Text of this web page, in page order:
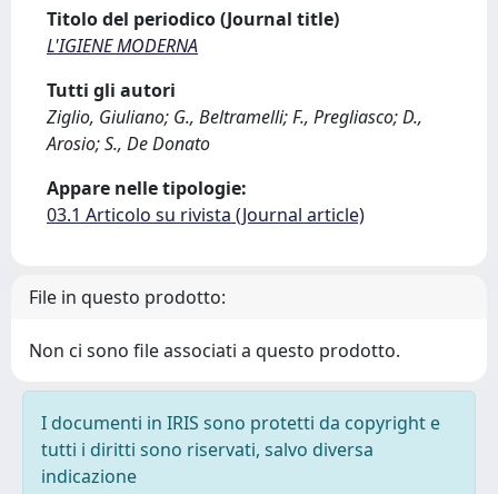
Titolo del periodico (Journal title)
L'IGIENE MODERNA
Tutti gli autori
Ziglio, Giuliano; G., Beltramelli; F., Pregliasco; D.,
Arosio; S., De Donato
Appare nelle tipologie:
03.1 Articolo su rivista (Journal article)
File in questo prodotto:
Non ci sono file associati a questo prodotto.
I documenti in IRIS sono protetti da copyright e
tutti i diritti sono riservati, salvo diversa
indicazione